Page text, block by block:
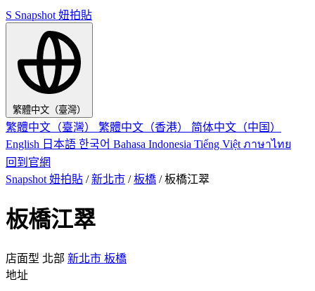
S Snapshot 妞拍貼
繁體中文（臺灣）
繁體中文（臺灣） 繁體中文（香港） 简体中文（中国）
English 日本語 한국어 Bahasa Indonesia Tiếng Việt ภาษาไทย
回到官網
Snapshot 妞拍貼 / 新北市 / 板橋 / 板橋江翠
板橋江翠
店面型 北部 新北市 板橋
地址